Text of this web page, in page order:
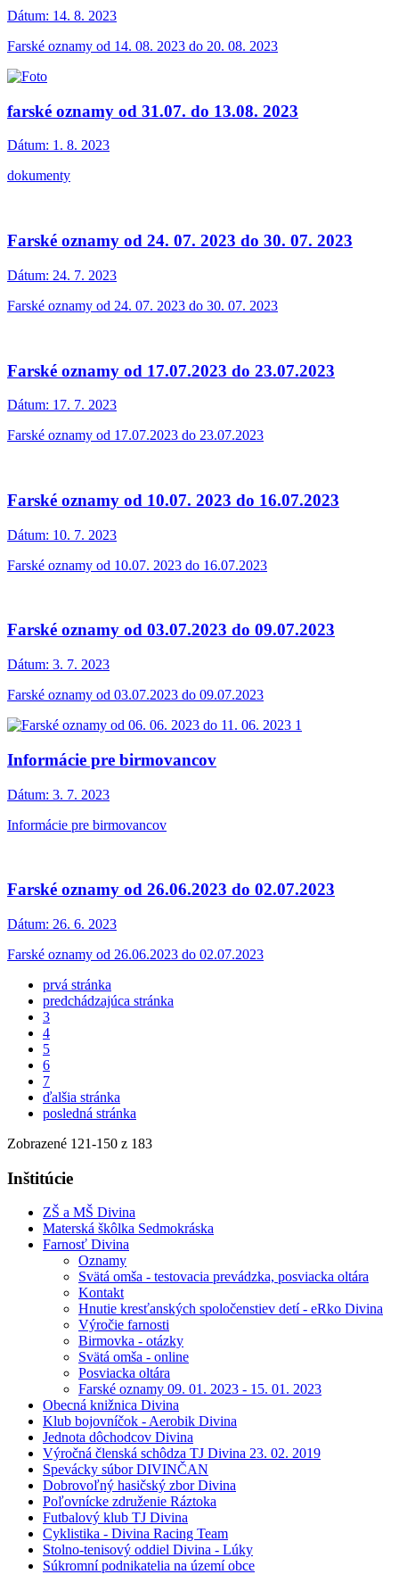
Dátum: 14. 8. 2023
Farské oznamy od 14. 08. 2023 do 20. 08. 2023
farské oznamy od 31.07. do 13.08. 2023
Dátum: 1. 8. 2023
dokumenty
Farské oznamy od 24. 07. 2023 do 30. 07. 2023
Dátum: 24. 7. 2023
Farské oznamy od 24. 07. 2023 do 30. 07. 2023
Farské oznamy od 17.07.2023 do 23.07.2023
Dátum: 17. 7. 2023
Farské oznamy od 17.07.2023 do 23.07.2023
Farské oznamy od 10.07. 2023 do 16.07.2023
Dátum: 10. 7. 2023
Farské oznamy od 10.07. 2023 do 16.07.2023
Farské oznamy od 03.07.2023 do 09.07.2023
Dátum: 3. 7. 2023
Farské oznamy od 03.07.2023 do 09.07.2023
Informácie pre birmovancov
Dátum: 3. 7. 2023
Informácie pre birmovancov
Farské oznamy od 26.06.2023 do 02.07.2023
Dátum: 26. 6. 2023
Farské oznamy od 26.06.2023 do 02.07.2023
prvá stránka
predchádzajúca stránka
3
4
5
6
7
ďalšia stránka
posledná stránka
Zobrazené 121-150 z 183
Inštitúcie
ZŠ a MŠ Divina
Materská škôlka Sedmokráska
Farnosť Divina
Oznamy
Svätá omša - testovacia prevádzka, posviacka oltára
Kontakt
Hnutie kresťanských spoločenstiev detí - eRko Divina
Výročie farnosti
Birmovka - otázky
Svätá omša - online
Posviacka oltára
Farské oznamy 09. 01. 2023 - 15. 01. 2023
Obecná knižnica Divina
Klub bojovníčok - Aerobik Divina
Jednota dôchodcov Divina
Výročná členská schôdza TJ Divina 23. 02. 2019
Spevácky súbor DIVINČAN
Dobrovoľný hasičský zbor Divina
Poľovnícke združenie Ráztoka
Futbalový klub TJ Divina
Cyklistika - Divina Racing Team
Stolno-tenisový oddiel Divina - Lúky
Súkromní podnikatelia na území obce